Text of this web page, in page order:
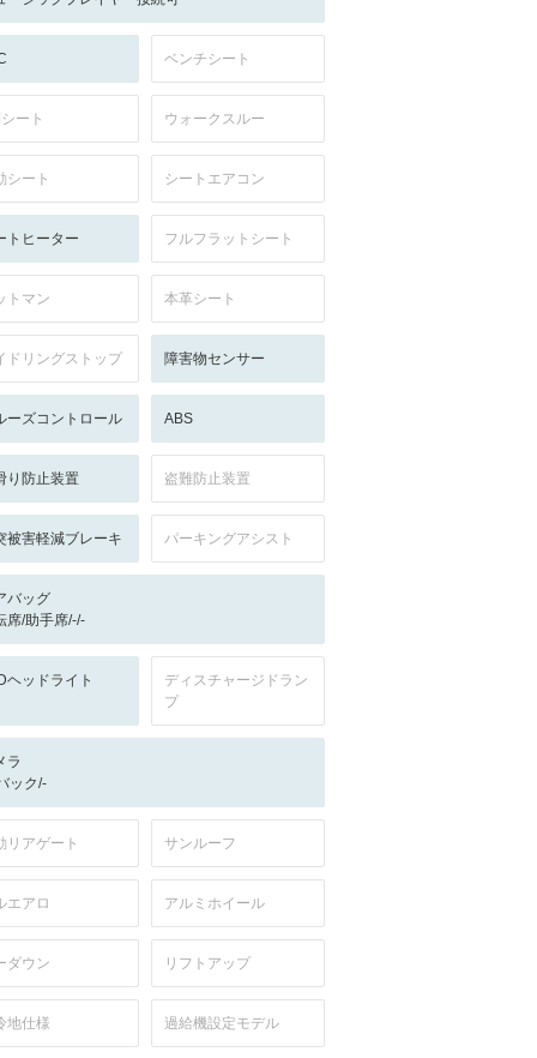
ベンチシート
ート ウォークスルー
シート シートエアコン
トヒーター フルフラットシート
トマン 本革シート
ドリングストップ 障害物センサー
ーズコントロール ABS
り防止装置 盗難防止装置
被害軽減ブレーキ パーキングアシスト
バッグ
席/助手席/-/-
ヘッドライト
ディスチャージドラン
プ
ラ
ック/-
リアゲート サンルーフ
エアロ アルミホイール
ダウン リフトアップ
地仕様 過給機設定モデル